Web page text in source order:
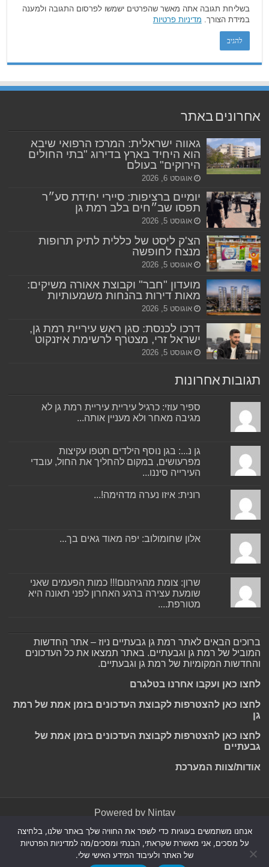
בשליחת תגובה אתה מאשר שהפרטים ישמשו לפרסום התגובה ולמענה
במידת הצורך. מדיניות פרטיות
אחרונים באתר
גאווה ישראלית: המרכז הרפואי שיבא
הוא היחיד בארץ בדירוג "בתי החולים
הירוקים" בעולם
אוגוסט 6, 2026
יומיים ברציפות: סיירי יחידת סע״ר
תפסו שב״חים בלב רמת גן
אוגוסט 5, 2026
הצ'ק ליסט של כללית לתיק תרופות
מנצח לחופשה
אוגוסט 5, 2026
מועדון "חבר" וקבוצת אאורה משיקים:
מאות דירות בהנחות משמעותיות
אוגוסט 5, 2026
דרכו לכנסת: סגן ראש עיריית רמת גן,
ישראל זרי, מצטרף לרשימת איזנקוט
אוגוסט 5, 2026
תגובות אחרונות
ספיר עוזי: כרגיל עיריית עיריית רמת גן לא
מגיבה מאחר ולא מעניין אותה...
גן נ...: בגן נוסף הילדים חטפו עקיצות
מפרעושים, במקום להחליך את החול, עובדי
העירייה סיננו...
רונית: איזו נערה מדהימה!...
אלון שחומולוב: יפה מאוד גאים בך...
שרון: צומת מהגיהנום!!! כמות הפעמים שאני
שומעת עצירה ברגע האחרון לפני תאונה היא
מטורפת....
ברוכים הבאים לאתר רמת גן גבעתיים ניוז – אתר החדשות
המוביל של רמת גן וגבעתיים. באתר תמצאו את כל העדכונים
והחדשות המקומיות של רמת גן וגבעתיים.
לחצו כאן ועקבו אחרנו בטלגרם
לחצו כאן להצטרפות לקבוצת העדכונים בזמן אמת של רמת
גן
לחצו כאן להצטרפות לקבוצת העדכונים בזמן אמת של
גבעתיים
אודות/צוות המערכת
Powered by Nintay
© כל הזכויות שמורות 2026, רמת גן גבעתיים ניוז. הצהרת נגישות
חדשות בת ים-חולון| חדשות רמת גן-גבעתיים|חדשות בקעת אונו
אנחנו משתמשים בעוגיות כדי לשפר את החוויה שלך באתר שלנו, בלחיצה
על מסכים, אני מאשרת שקראתי, הבנתי ומסכים/מה למדיניות הפרטיות
של האתר ולעיבוד המידע האישי שלי.